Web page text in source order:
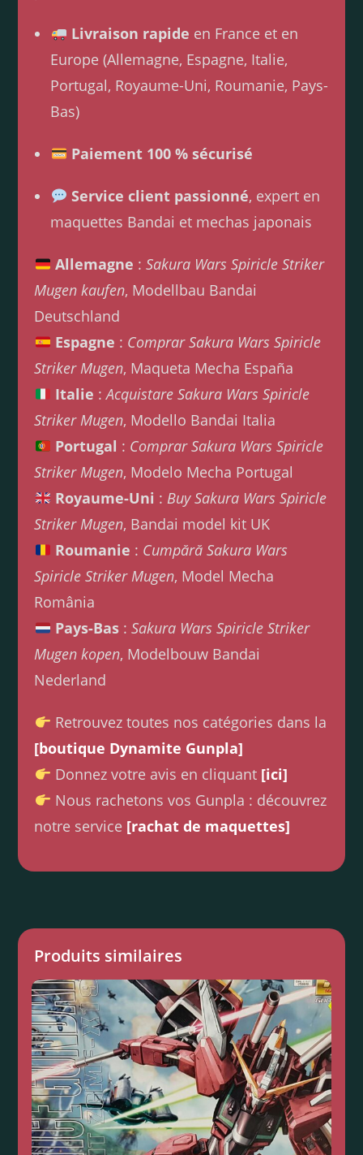
Livraison rapide en France et en
Europe (Allemagne, Espagne, Italie,
Portugal, Royaume-Uni, Roumanie, Pays-
Bas)
Paiement 100 % sécurisé
Service client passionné, expert en
maquettes Bandai et mechas japonais
Allemagne : Sakura Wars Spiricle Striker
Mugen kaufen, Modellbau Bandai
Deutschland
Espagne : Comprar Sakura Wars Spiricle
Striker Mugen, Maqueta Mecha España
Italie :Acquistare Sakura Wars Spiricle
Striker Mugen, Modello Bandai Italia
Portugal : Comprar Sakura Wars Spiricle
Striker Mugen, Modelo Mecha Portugal
Royaume-Uni : Buy Sakura Wars Spiricle
Striker Mugen, Bandai model kit UK
Roumanie : Cumpără Sakura Wars
Spiricle Striker Mugen, Model Mecha
România
Pays-Bas: Sakura Wars Spiricle Striker
Mugen kopen, Modelbouw Bandai
Nederland
Retrouvez toutes nos catégories dans la
[boutique Dynamite Gunpla]
Donnez votre avis en cliquant [ici]
Nous rachetons vos Gunpla : découvrez
notre service [rachat de maquettes]
Produits similaires